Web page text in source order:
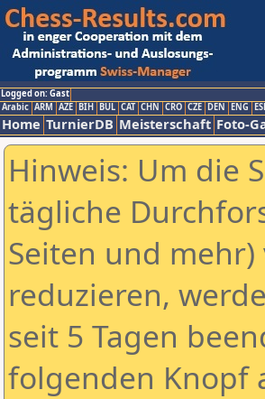
Logged on: Gast
Arabic ARM AZE BIH BUL CAT CHN CRO CZE DEN ENG
Home TurnierDB Meisterschaft Foto-
Hinweis: Um die
tägliche
Seiten und mehr)
reduzieren,
seit 5 Tagen
folgenden Knopf